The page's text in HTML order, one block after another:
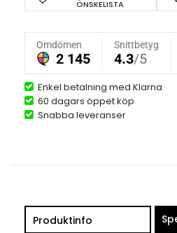
ÖNSKELISTA
Enkel betalning med Klarna
60 dagars öppet köp
Snabba leveranser
Produktinfo